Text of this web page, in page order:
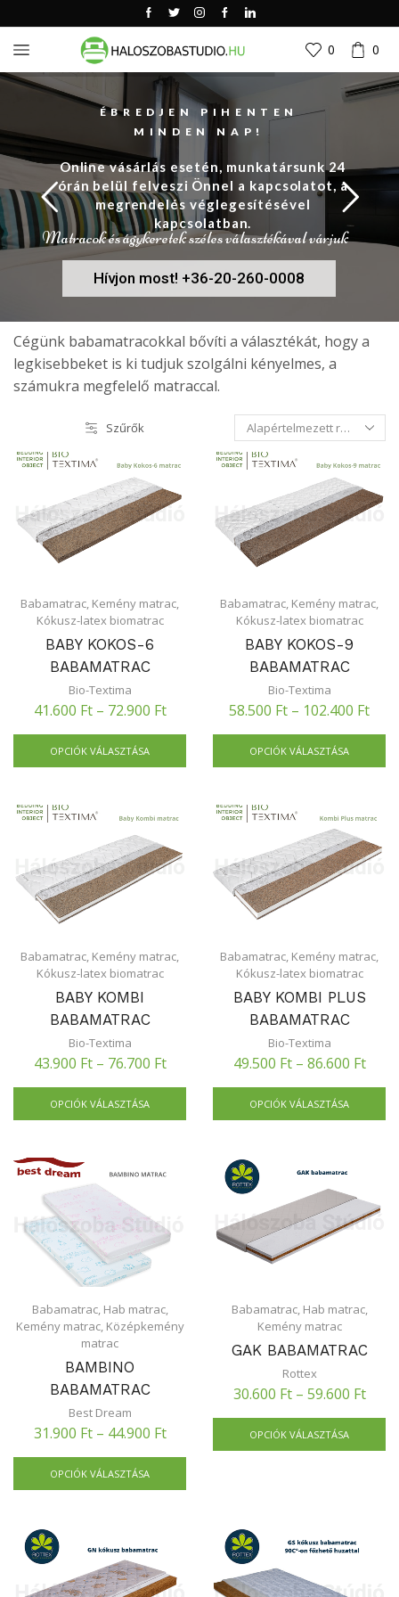
0 0
ÉBREDJEN PIHENTEN
MINDEN NAP!
Matracok és ágykeretek széles választékával várjuk
Online vásárlás esetén, munkatársunk 24
órán belül felveszi Önnel a kapcsolatot, a
megrendelés véglegesítésével
kapcsolatban.
Hívjon most! +36-20-260-0008
Cégünk babamatracokkal bővíti a választékát, hogy a
legkisebbeket is ki tudjuk szolgálni kényelmes, a
számukra megfelelő matraccal.
Szűrők
Babamatrac, Kemény matrac,
Kókusz-latex biomatrac
BABY KOKOS-6
BABAMATRAC
Bio-Textima
41.600 Ft– 72.900 Ft
OPCIÓK VÁLASZTÁSA
Babamatrac, Kemény matrac,
Kókusz-latex biomatrac
BABY KOKOS-9
BABAMATRAC
Bio-Textima
58.500 Ft – 102.400 Ft
OPCIÓK VÁLASZTÁSA
Babamatrac, Kemény matrac,
Kókusz-latex biomatrac
BABY KOMBI
BABAMATRAC
Bio-Textima
43.900 Ft– 76.700 Ft
OPCIÓK VÁLASZTÁSA
Babamatrac, Kemény matrac,
Kókusz-latex biomatrac
BABY KOMBI PLUS
BABAMATRAC
Bio-Textima
49.500 Ft– 86.600 Ft
OPCIÓK VÁLASZTÁSA
Babamatrac, Hab matrac,
Kemény matrac, Középkemény
matrac
BAMBINO
BABAMATRAC
Best Dream
31.900 Ft– 44.900 Ft
OPCIÓK VÁLASZTÁSA
Babamatrac, Hab matrac,
Kemény matrac
GAK BABAMATRAC
Rottex
30.600 Ft– 59.600 Ft
OPCIÓK VÁLASZTÁSA